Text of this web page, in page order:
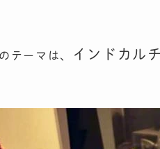
テーマは、 インドカル